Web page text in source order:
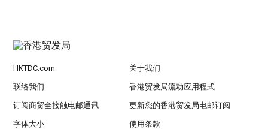
HKTDC.com 关于我们
联络我们 香港贸发局流动应用程式
订阅商贸全接触电邮通讯 更新您的香港贸发局电邮订阅
字体大小 使用条款